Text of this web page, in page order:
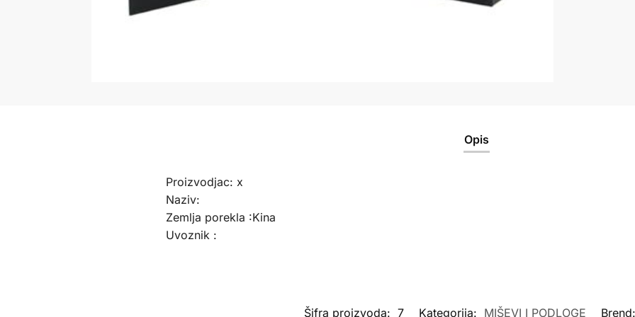
Opis
Proizvodjac: x
Naziv:
Zemlja porekla :Kina
Uvoznik :
Šifra proizvoda: 7 Kategorija: MIŠEVI I PODLOGE